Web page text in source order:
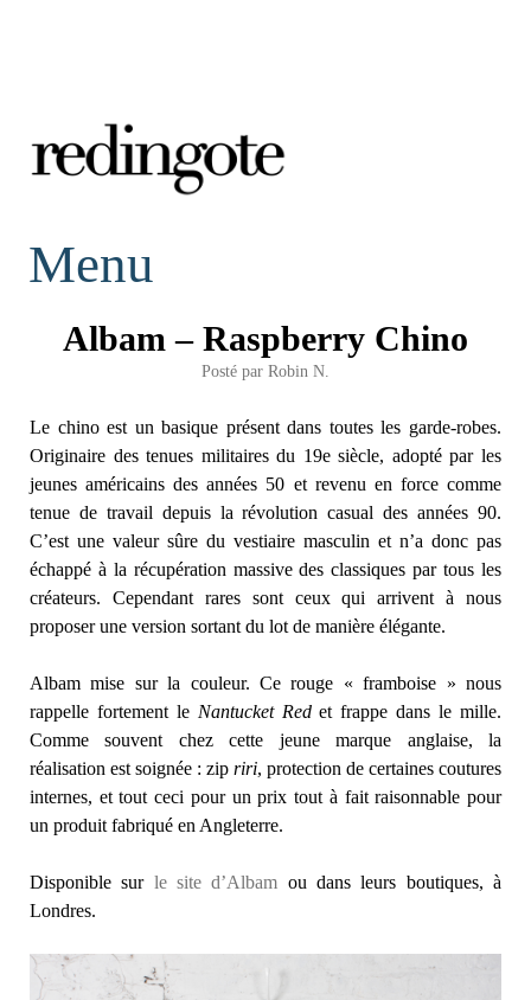
redingote.
Menu
Albam – Raspberry Chino
Posté par Robin N.
Le chino est un basique présent dans toutes les garde-robes.
Originaire des tenues militaires du 19e siècle, adopté par les
jeunes américains des années 50 et revenu en force comme
tenue de travail depuis la révolution casual des années 90.
C’est une valeur sûre du vestiaire masculin et n’a donc pas
échappé à la récupération massive des classiques par tous les
créateurs. Cependant rares sont ceux qui arrivent à nous
proposer une version sortant du lot de manière élégante.
Albam mise sur la couleur. Ce rouge « framboise » nous
rappelle fortement le Nantucket Red et frappe dans le mille.
Comme souvent chez cette jeune marque anglaise, la
réalisation est soignée : zip riri, protection de certaines coutures
internes, et tout ceci pour un prix tout à fait raisonnable pour
un produit fabriqué en Angleterre.
Disponible sur le site d’Albam ou dans leurs boutiques, à
Londres.